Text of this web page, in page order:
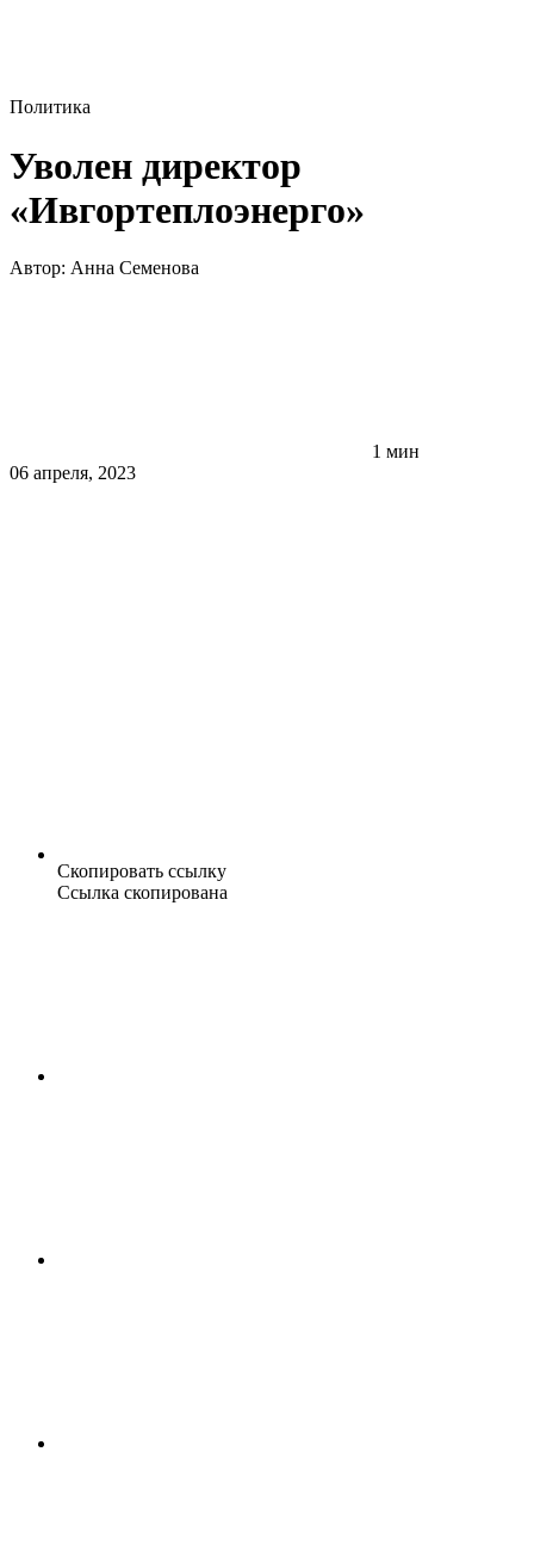
Политика
Уволен директор
«Ивгортеплоэнерго»
Автор: Анна Семенова
1 мин
06 апреля, 2023
Скопировать ссылку
Ссылка скопирована